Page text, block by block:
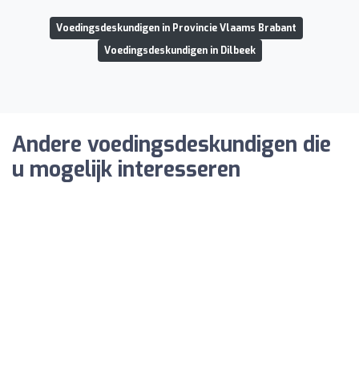
Voedingsdeskundigen in Provincie Vlaams Brabant
Voedingsdeskundigen in Dilbeek
Andere voedingsdeskundigen die
u mogelijk interesseren